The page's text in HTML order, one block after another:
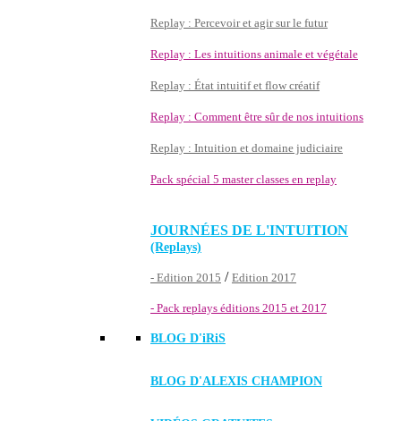
Replay : Percevoir et agir sur le futur
Replay : Les intuitions animale et végétale
Replay : État intuitif et flow créatif
Replay : Comment être sûr de nos intuitions
Replay : Intuition et domaine judiciaire
Pack spécial 5 master classes en replay
JOURNÉES DE L'INTUITION
(Replays)
- Edition 2015 / Edition 2017
- Pack replays éditions 2015 et 2017
BLOG D'iRiS
BLOG D'ALEXIS CHAMPION